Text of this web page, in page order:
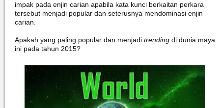
impak pada enjin carian apabila kata kunci berkaitan perkara
tersebut menjadi popular dan seterusnya mendominasi enjin
carian.
Apakah yang paling popular dan menjadi trending di dunia maya
ini pada tahun 2015?